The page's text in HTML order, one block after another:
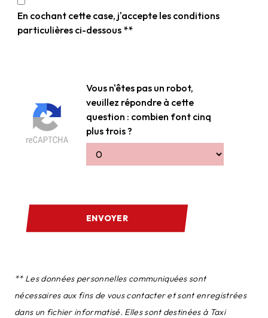
En cochant cette case, j'accepte les conditions
particulières ci-dessous **
Vous n'êtes pas un robot,
veuillez répondre à cette
question : combien font cinq
plus trois ?
ENVOYER
** Les données personnelles communiquées sont
nécessaires aux fins de vous contacter et sont enregistrées
dans un fichier informatisé. Elles sont destinées à Taxi